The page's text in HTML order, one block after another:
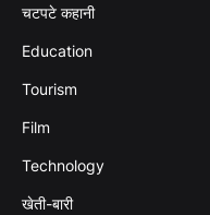
चटपटे कहानी
Education
Tourism
Film
Technology
खेती-बारी